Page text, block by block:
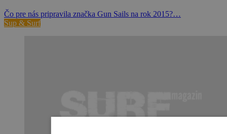
Čo pre nás pripravila značka Gun Sails na rok 2015?…
Sup & Surf